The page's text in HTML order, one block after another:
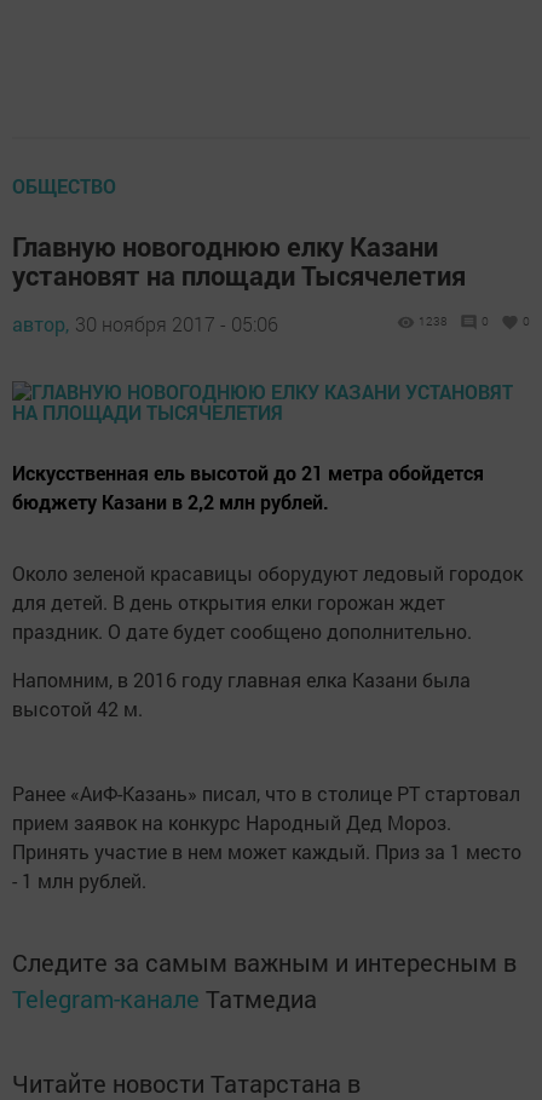
ОБЩЕСТВО
Главную новогоднюю елку Казани
установят на площади Тысячелетия
автор, 30 ноября 2017 - 05:06 1238 0 0
Искусственная ель высотой до 21 метра обойдется
бюджету Казани в 2,2 млн рублей.
Около зеленой красавицы оборудуют ледовый городок
для детей. В день открытия елки горожан ждет
праздник. О дате будет сообщено дополнительно.
Напомним, в 2016 году главная елка Казани была
высотой 42 м.
Ранее «АиФ-Казань» писал, что в столице РТ стартовал
прием заявок на конкурс Народный Дед Мороз.
Принять участие в нем может каждый. Приз за 1 место
- 1 млн рублей.
Следите за самым важным и интересным в
Telegram-канале Татмедиа
Читайте новости Татарстана в